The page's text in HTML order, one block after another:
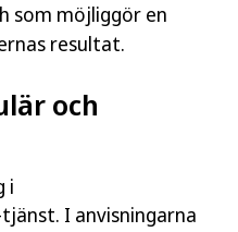
som möjliggör en
resultat.
och
i
I anvisningarna